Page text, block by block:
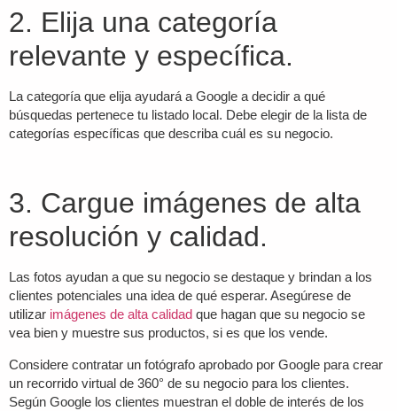
2. Elija una categoría
relevante y específica.
La categoría que elija ayudará a Google a decidir a qué
búsquedas pertenece tu listado local. Debe elegir de la lista de
categorías específicas que describa cuál es su negocio.
3. Cargue imágenes de alta
resolución y calidad.
Las fotos ayudan a que su negocio se destaque y brindan a los
clientes potenciales una idea de qué esperar. Asegúrese de
utilizar imágenes de alta calidad que hagan que su negocio se
vea bien y muestre sus productos, si es que los vende.
Considere contratar un fotógrafo aprobado por Google para crear
un recorrido virtual de 360° de su negocio para los clientes.
Según Google los clientes muestran el doble de interés de los